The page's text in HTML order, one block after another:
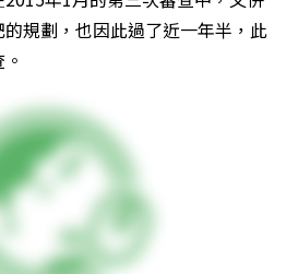
規劃，也因此過了近一年半，此